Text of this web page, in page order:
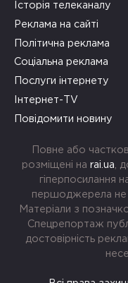
Історія телеканалу
Реклама на сайті
Політична реклама
Соціальна реклама
Послуги інтернету
Інтернет-TV
Повідомити новину
Повне або
розміщені на rai.ua ,
гіперпосилання
першоджерела не
Матеріали з
Спецрепортаж
достовірність